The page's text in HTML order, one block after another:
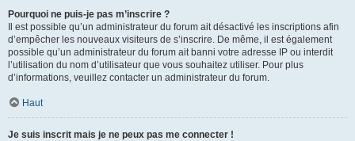
Pourquoi ne puis-je pas m’inscrire ?
Il est possible qu’un administrateur du forum ait désactivé les inscriptions afin
d’empêcher les nouveaux visiteurs de s’inscrire. De même, il est également
possible qu’un administrateur du forum ait banni votre adresse IP ou interdit
l’utilisation du nom d’utilisateur que vous souhaitez utiliser. Pour plus
d’informations, veuillez contacter un administrateur du forum.
Haut
Je suis inscrit mais je ne peux pas me connecter !